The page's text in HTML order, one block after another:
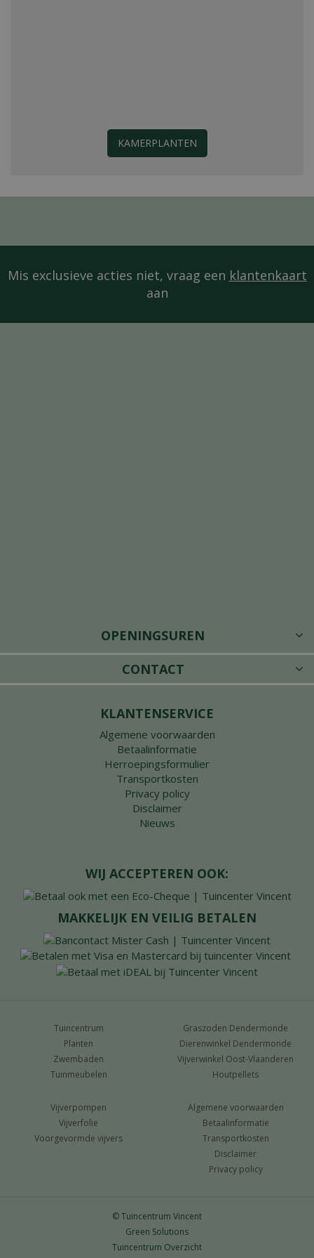
KAMERPLANTEN
Mis exclusieve acties niet, vraag een klantenkaart
aan
OPENINGSUREN
CONTACT
KLANTENSERVICE
Algemene voorwaarden
Betaalinformatie
Herroepingsformulier
Transportkosten
Privacy policy
Disclaimer
Nieuws
WIJ ACCEPTEREN OOK:
MAKKELIJK EN VEILIG BETALEN
Tuincentrum
Planten
Zwembaden
Tuinmeubelen
Graszoden Dendermonde
Dierenwinkel Dendermonde
Vijverwinkel Oost-Vlaanderen
Houtpellets
Vijverpompen
Vijverfolie
Voorgevormde vijvers
Algemene voorwaarden
Betaalinformatie
Transportkosten
Disclaimer
Privacy policy
© Tuincentrum Vincent
Green Solutions
Tuincentrum Overzicht